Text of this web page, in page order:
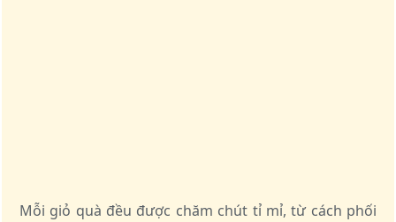
Mỗi giỏ quà đều được chăm chút tỉ mỉ, từ cách phối